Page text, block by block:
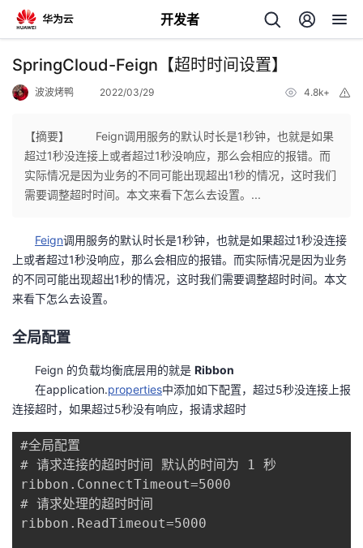
开发者
返
个
主
的
我
的
博
我
的
我
SpringCloud-Feign【超时时间设置】
波波烤鸭 2022/03/29 4.8k+
【摘要】 Feign调用服务的默认时长是1秒钟，也就是如果
超过1秒没连接上或者超过1秒没响应，那么会相应的报错。而
实际情况是因为业务的不同可能出现超出1秒的情况，这时我们
需要调整超时时间。本文来看下怎么去设置。...
Feign调用服务的默认时长是1秒钟，也就是如果超过1秒没连接
上或者超过1秒没响应，那么会相应的报错。而实际情况是因为业务
的不同可能出现超出1秒的情况，这时我们需要调整超时时间。本文
来看下怎么去设置。
全局配置
Feign 的负载均衡底层用的就是 Ribbon
在application.properties中添加如下配置，超过5秒没连接上报
连接超时，如果超过5秒没有响应，报请求超时
#全局配置
# 请求连接的超时时间 默认的时间为 1 秒
ribbon.ConnectTimeout=5000
# 请求处理的超时时间
ribbon.ReadTimeout=5000